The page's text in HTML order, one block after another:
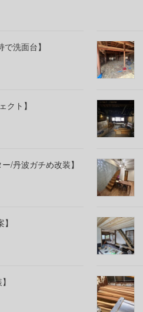
で洗面台】
クト】
/丹波ガチめ改装】